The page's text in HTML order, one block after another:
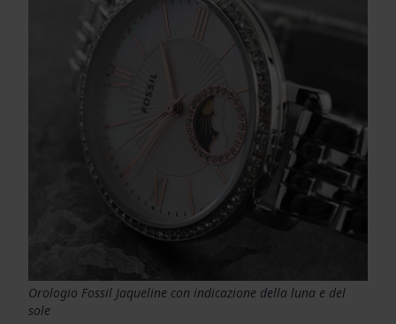
Orologio Fossil Jaqueline con indicazione della luna e del
sole